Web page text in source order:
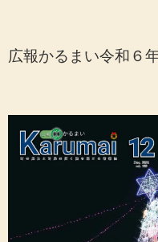
広報かるまい令和６